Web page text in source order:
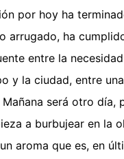
por hoy ha
arrugado, ha
entre la
y la ciudad, entre
será otro día,
a burbujear en la
aroma que es, en